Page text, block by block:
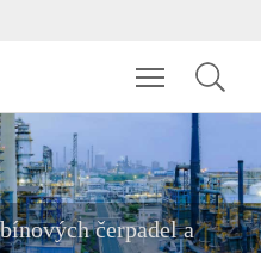
Toggle
čerpadel a